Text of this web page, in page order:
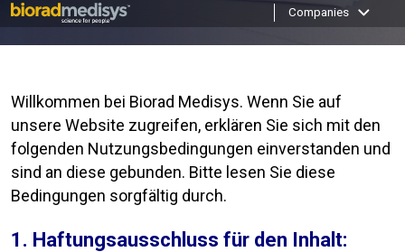
Companies
Willkommen bei Biorad Medisys. Wenn Sie auf
unsere Website zugreifen, erklären Sie sich mit den
folgenden Nutzungsbedingungen einverstanden und
sind an diese gebunden. Bitte lesen Sie diese
Bedingungen sorgfältig durch.
1. Haftungsausschluss für den Inhalt: